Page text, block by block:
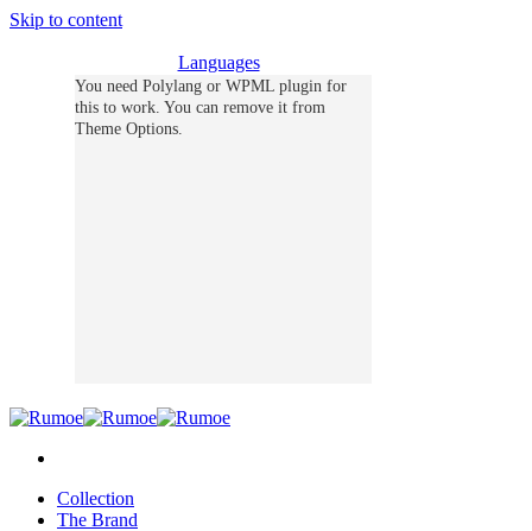
Skip to content
Languages
You need Polylang or WPML plugin for
this to work. You can remove it from
Theme Options.
Collection
The Brand